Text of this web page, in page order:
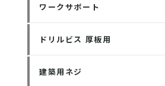
ワークサポート
ドリルビス 厚板用
建築用ネジ